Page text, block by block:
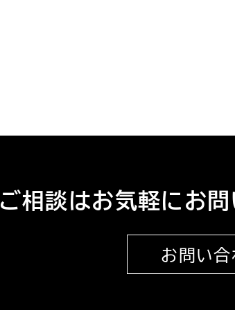
ご相談はお気軽にお
お問い